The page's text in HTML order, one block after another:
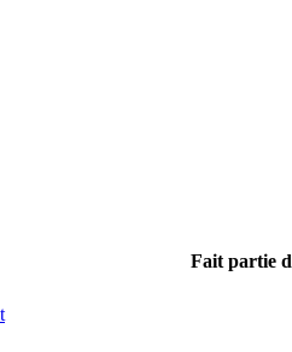
Fait partie